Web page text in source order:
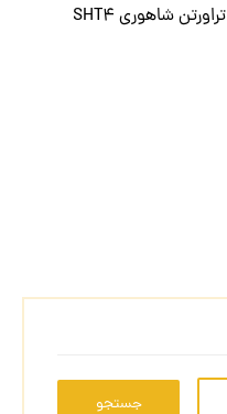
تراورتن شاهوری SHT۴
جستجو